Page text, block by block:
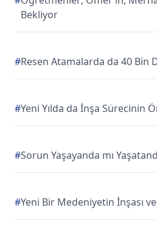
Bekliyor
#Resen Atamalarda da 40 Bin
#Yeni Yılda da İnşa Sürecinin
#Sorun Yaşayanda mı
#Yeni Bir Medeniyetin İnşası